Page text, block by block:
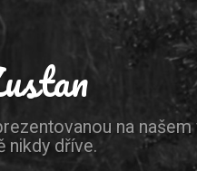
na
nikdy dříve.